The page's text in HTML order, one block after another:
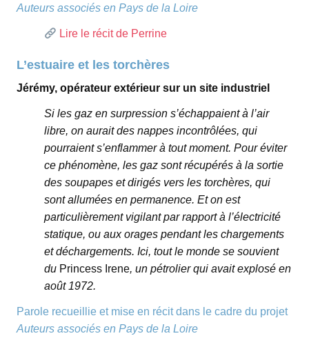
Auteurs associés en Pays de la Loire
Lire le récit de Perrine
L’estuaire et les torchères
Jérémy, opérateur extérieur sur un site industriel
Si les gaz en surpression s’échappaient à l’air
libre, on aurait des nappes incontrôlées, qui
pourraient s’enflammer à tout moment. Pour éviter
ce phénomène, les gaz sont récupérés à la sortie
des soupapes et dirigés vers les torchères, qui
sont allumées en permanence. Et on est
particulièrement vigilant par rapport à l’électricité
statique, ou aux orages pendant les chargements
et déchargements. Ici, tout le monde se souvient
du Princess Irene, un pétrolier qui avait explosé en
août 1972.
Parole recueillie et mise en récit dans le cadre du projet
Auteurs associés en Pays de la Loire